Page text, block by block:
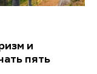
и
пять